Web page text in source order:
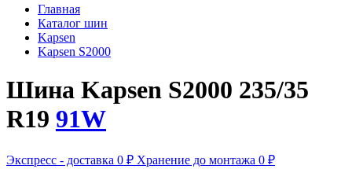
Главная
Каталог шин
Kapsen
Kapsen S2000
Шина Kapsen S2000 235/35
R19 91W
Экспресс - доставка 0 ₽ Хранение до монтажа 0 ₽